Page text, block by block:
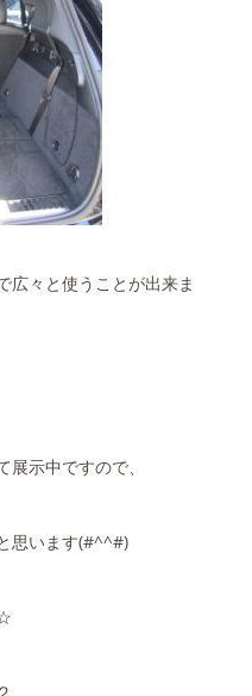
広々と使うことが出来ま
示中ですので、
思います(#^^#)